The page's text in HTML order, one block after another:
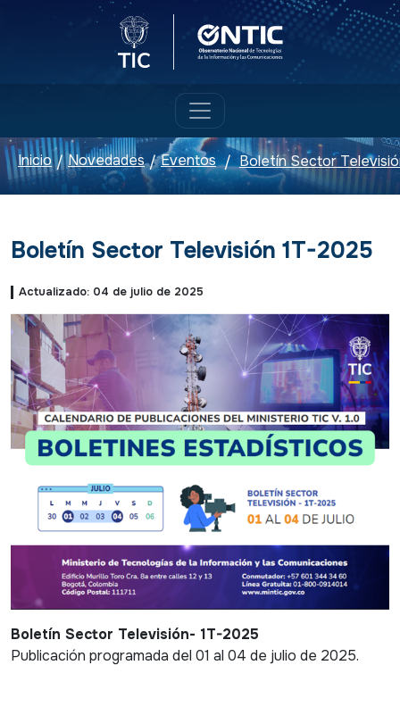
Logo del Ministerio TICLogo ONTIC
Inicio / Novedades / Eventos / Boletín Sector
Boletín Sector Televisión 1T-2025
Actualizado: 04 de julio de 2025
Boletín Sector Televisión- 1T-2025
Publicación programada del 01 al 04 de julio de 2025.